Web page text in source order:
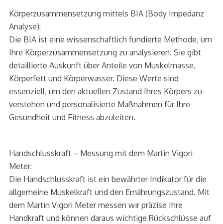
Körperzusammensetzung mittels BIA (Body Impedanz
Analyse):
Die BIA ist eine wissenschaftlich fundierte Methode, um
Ihre Körperzusammensetzung zu analysieren. Sie gibt
detaillierte Auskunft über Anteile von Muskelmasse,
Körperfett und Körperwasser. Diese Werte sind
essenziell, um den aktuellen Zustand Ihres Körpers zu
verstehen und personalisierte Maßnahmen für Ihre
Gesundheit und Fitness abzuleiten.
Handschlusskraft – Messung mit dem Martin Vigori
Meter:
Die Handschlusskraft ist ein bewährter Indikator für die
allgemeine Muskelkraft und den Ernährungszustand. Mit
dem Martin Vigori Meter messen wir präzise Ihre
Handkraft und können daraus wichtige Rückschlüsse auf